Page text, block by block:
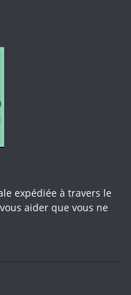
expédiée à travers le
aider que vous ne